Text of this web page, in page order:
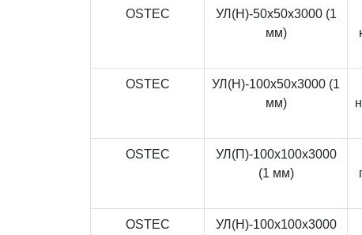
OSTEC
УЛ(Н)-50x50x3000 (1
мм)
OSTEC
УЛ(Н)-100x50x3000 (1
мм)
OSTEC
УЛ(П)-100x100x3000
(1 мм)
OSTEC
УЛ(Н)-100x100x3000